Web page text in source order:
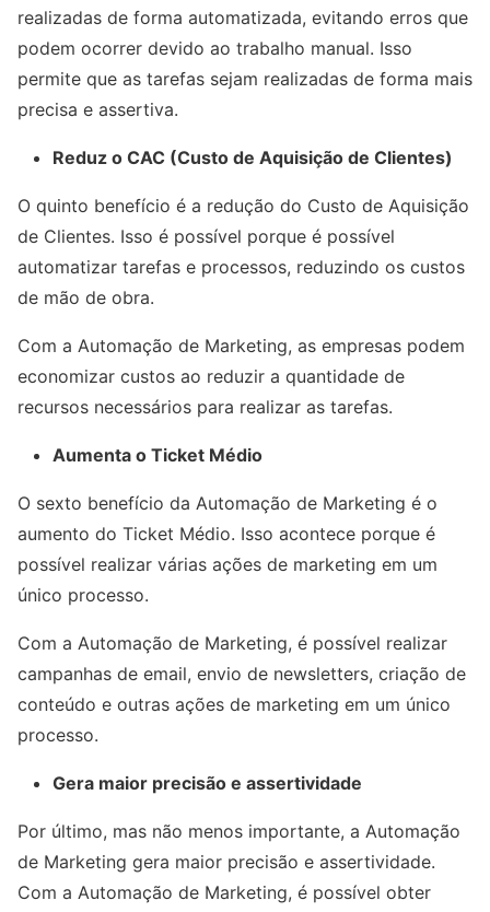
realizadas de forma automatizada, evitando erros que
podem ocorrer devido ao trabalho manual. Isso
permite que as tarefas sejam realizadas de forma mais
precisa e assertiva.
Reduz o CAC (Custo de Aquisição de Clientes)
O quinto benefício é a redução do Custo de Aquisição
de Clientes. Isso é possível porque é possível
automatizar tarefas e processos, reduzindo os custos
de mão de obra.
Com a Automação de Marketing, as empresas podem
economizar custos ao reduzir a quantidade de
recursos necessários para realizar as tarefas.
Aumenta o Ticket Médio
O sexto benefício da Automação de Marketing é o
aumento do Ticket Médio. Isso acontece porque é
possível realizar várias ações de marketing em um
único processo.
Com a Automação de Marketing, é possível realizar
campanhas de email, envio de newsletters, criação de
conteúdo e outras ações de marketing em um único
processo.
Gera maior precisão e assertividade
Por último, mas não menos importante, a Automação
de Marketing gera maior precisão e assertividade.
Com a Automação de Marketing, é possível obter